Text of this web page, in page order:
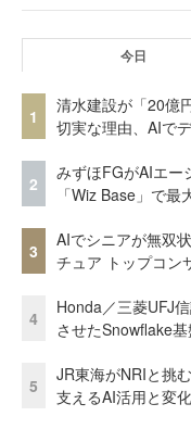
今日
1
清水建設が「20億
切実な理由、AIで
2
みずほFGがAIエー
「Wiz Base」で
3
AIでシニアが無双
チュア トップコン
4
Honda／三菱UFJ
させたSnowflake
5
JR東海がNRIと挑
支えるAI活用と変